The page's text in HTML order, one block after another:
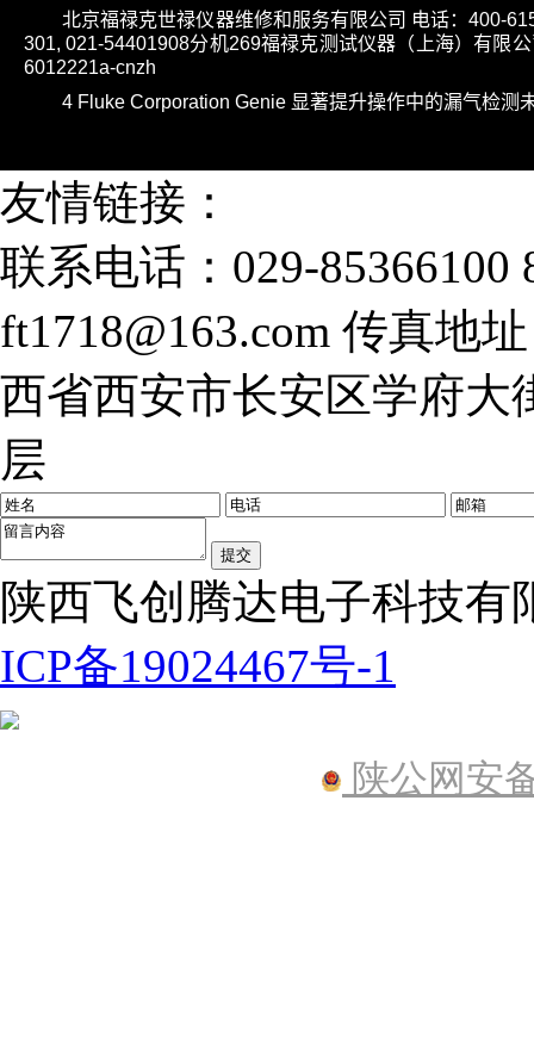
友情链接：
联系电话：029-85366100
ft1718@163.com 传真地址
西省西安市长安区学府大
层
陕西飞创腾达电子科技有
ICP备19024467号-1
陕公网安